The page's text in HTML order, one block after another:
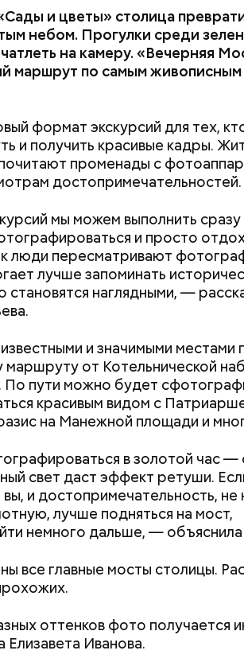
и цветы» столица
небом. Прогулки среди
на камеру. «Вечерняя
маршрут по самым
формат экскурсий для тех,
и получить красивые кадры.
променады с
достопримечательностей.
мы можем выполнить сразу
и просто
люди пересматривают
лучше запоминать
наглядными, —
и значимыми местами
от Котельнической
пути можно будет
красивым видом с
на Манежной площади и
в золотой час —
свет даст эффект ретуши.
и достопримечательность, не
лучше подняться на мост,
немного дальше, —
все главные мосты столицы.
оттенков фото получается
Елизавета Иванова.
рубить: как
Мужчина
гадюки: как
ужа и когда